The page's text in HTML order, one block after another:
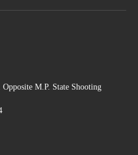
Opposite M.P. State Shooting